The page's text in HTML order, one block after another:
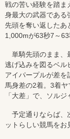
戦の苦い経験を踏ま
身最大の武器である
先頭を奪い返したあ
1,000mが63秒7～63
単騎先頭のまま、
逃げ込みを図るベル
アイパープルが差を
馬身差の2着。3着
「大差」で、ソル
予定通りならば、
ットらしい競馬をお